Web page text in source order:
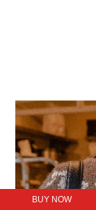
BUY NOW